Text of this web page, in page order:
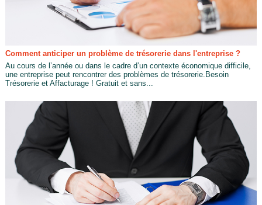
Comment anticiper un problème de trésorerie dans l'entreprise ?
Au cours de l’année ou dans le cadre d’un contexte économique difficile,
une entreprise peut rencontrer des problèmes de trésorerie.Besoin
Trésorerie et Affacturage ! Gratuit et sans...